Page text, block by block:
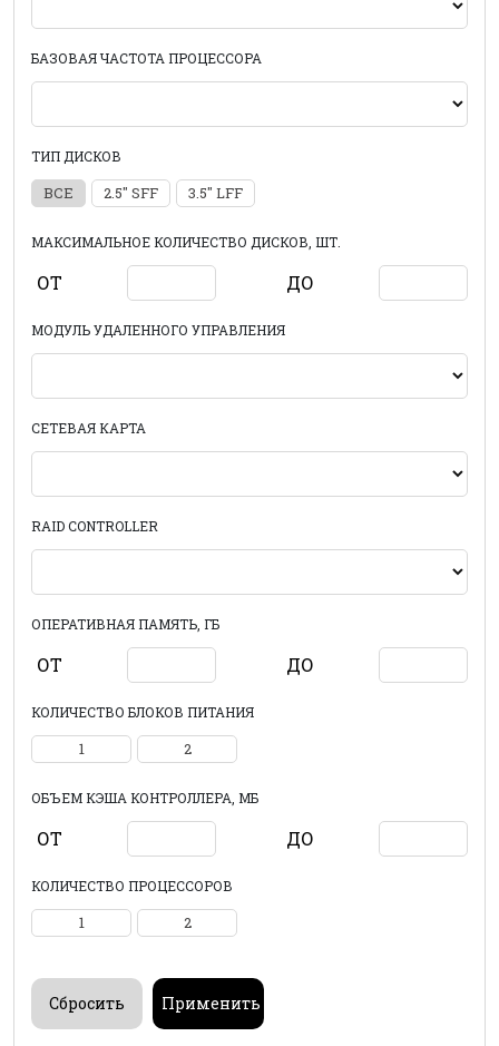
БАЗОВАЯ ЧАСТОТА ПРОЦЕССОРА
ТИП ДИСКОВ
ВСЕ 2.5" SFF 3.5" LFF
МАКСИМАЛЬНОЕ КОЛИЧЕСТВО ДИСКОВ, ШТ.
ОТ ДО
МОДУЛЬ УДАЛЕННОГО УПРАВЛЕНИЯ
СЕТЕВАЯ КАРТА
RAID CONTROLLER
ОПЕРАТИВНАЯ ПАМЯТЬ, ГБ
ОТ ДО
КОЛИЧЕСТВО БЛОКОВ ПИТАНИЯ
1 2
ОБЪЕМ КЭША КОНТРОЛЛЕРА, МБ
ОТ ДО
КОЛИЧЕСТВО ПРОЦЕССОРОВ
1 2